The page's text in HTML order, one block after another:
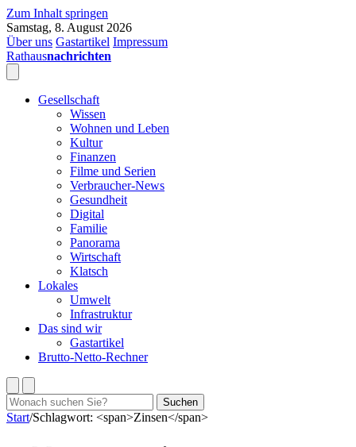
Zum Inhalt springen
Samstag, 8. August 2026
Über uns Gastartikel Impressum
Rathausnachrichten
Gesellschaft
Wissen
Wohnen und Leben
Kultur
Finanzen
Filme und Serien
Verbraucher-News
Gesundheit
Digital
Familie
Panorama
Wirtschaft
Klatsch
Lokales
Umwelt
Infrastruktur
Das sind wir
Gastartikel
Brutto-Netto-Rechner
Suchen
nach:
Suchen
Start/Schlagwort: <span>Zinsen</span>